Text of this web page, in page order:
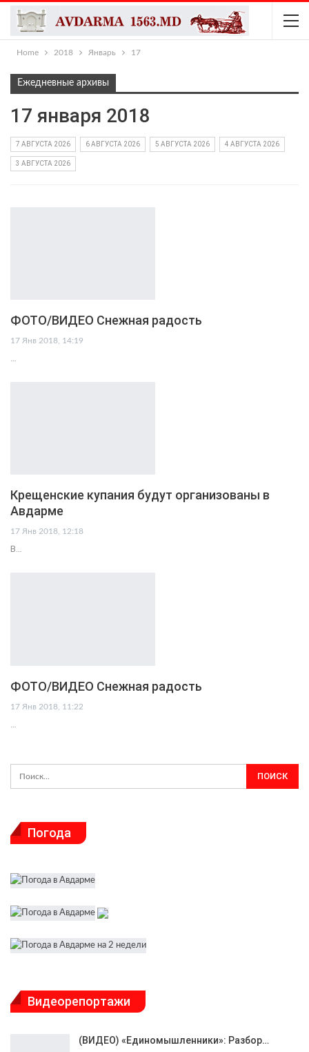
Home 2018 Январь 17
Ежедневные архивы
17 января 2018
7 АВГУСТА 2026 6 АВГУСТА 2026 5 АВГУСТА 2026 4 АВГУСТА 2026
3 АВГУСТА 2026
ФОТО/ВИДЕО Снежная радость
17 Янв 2018, 14:19
…
Крещенские купания будут организованы в
Авдарме
17 Янв 2018, 12:18
В…
ФОТО/ВИДЕО Снежная радость
17 Янв 2018, 11:22
Погода
Видеорепортажи
(ВИДЕО) «Единомышленники»: Разбор…